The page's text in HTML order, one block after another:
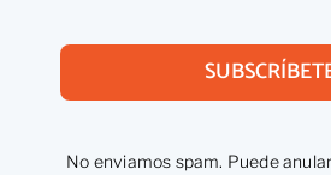
No enviamos spam. Puede